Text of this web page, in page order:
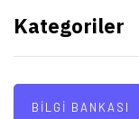
Kategoriler
BILGI BANKASI